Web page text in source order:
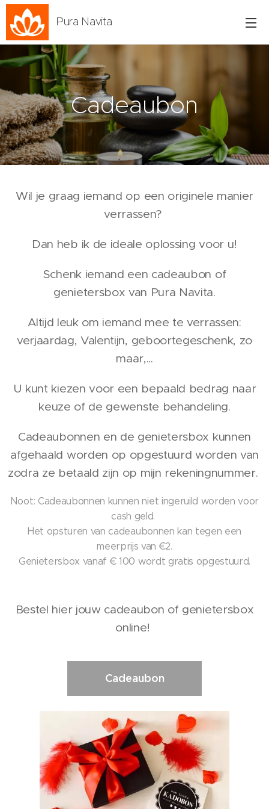
Pura Navita
Cadeaubon
Wil je graag iemand op een originele manier
verrassen?
Dan heb ik de ideale oplossing voor u!
Schenk iemand een cadeaubon of
genietersbox van Pura Navita.
Altijd leuk om iemand mee te verrassen:
verjaardag, Valentijn, geboortegeschenk, zo
maar,...
U kunt kiezen voor een bepaald bedrag naar
keuze of de gewenste behandeling.
Cadeaubonnen en de genietersbox kunnen
afgehaald worden op opgestuurd worden van
zodra ze betaald zijn op mijn rekeningnummer.
Noot: Cadeaubonnen kunnen niet ingeruild worden voor
cash geld.
Het opsturen van cadeaubonnen kan tegen een
meerprijs van €2.
Genietersbox vanaf € 100 wordt gratis opgestuurd.
Bestel hier jouw cadeaubon of genietersbox
online!
Cadeaubon